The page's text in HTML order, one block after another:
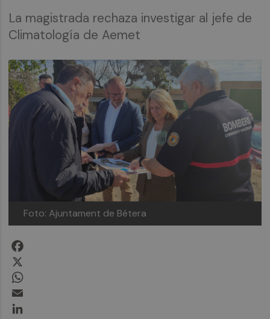
La magistrada rechaza investigar al jefe de
Climatología de Aemet
Foto: Ajuntament de Bétera